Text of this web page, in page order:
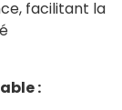
facilitant la
: